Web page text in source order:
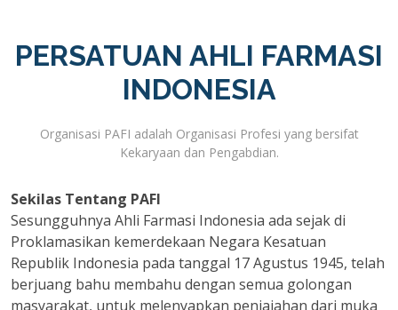
PERSATUAN AHLI FARMASI
INDONESIA
Organisasi PAFI adalah Organisasi Profesi yang bersifat
Kekaryaan dan Pengabdian.
Sekilas Tentang PAFI
Sesungguhnya Ahli Farmasi Indonesia ada sejak di
Proklamasikan kemerdekaan Negara Kesatuan
Republik Indonesia pada tanggal 17 Agustus 1945, telah
berjuang bahu membahu dengan semua golongan
masyarakat, untuk melenyapkan penjajahan dari muka